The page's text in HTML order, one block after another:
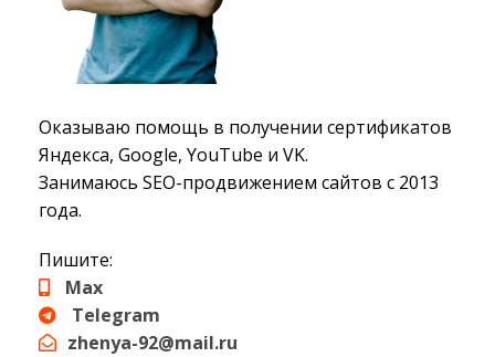
Оказываю помощь в получении сертификатов
Яндекса, Google, YouTube и VK.
Занимаюсь SEO-продвижением сайтов с 2013
года.
Пишите:
Max
Telegram
zhenya-92@mail.ru